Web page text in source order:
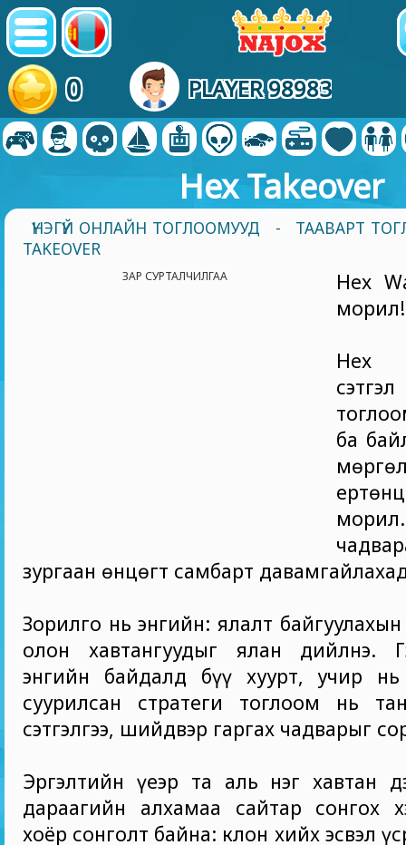
0 PLAYER 98983
Hex Takeover
ҮНЭГҮЙ ОНЛАЙН ТОГЛООМУУД -
ТААВАРТ
TAKEOVER
ЗАР СУРТАЛЧИЛГАА
Hex
морил!
Hex
ба
зургаан өнцөгт самбарт
Зорилго нь энгийн: ялалт
олон хавтангуудыг ялан дийлнэ.
энгийн байдалд бүү хуурт, учир нь
суурилсан стратеги тоглоом нь
сэтгэлгээ, шийдвэр гаргах чадварыг
Эргэлтийн үеэр та аль нэг хавтан
дараагийн алхамаа сайтар сонгох
хоёр сонголт байна: клон хийх эсвэл